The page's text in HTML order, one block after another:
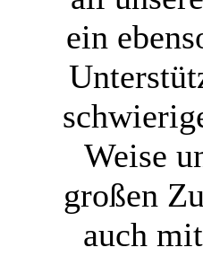
ein
Weise
großen
auch